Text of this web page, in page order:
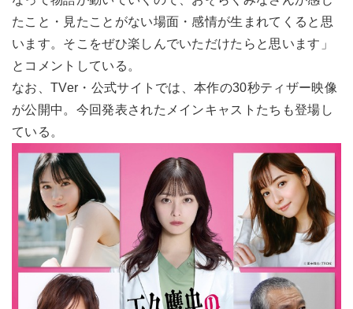
たこと・見たことがない場面・感情が生まれてくると思
います。そこをぜひ楽しんでいただけたらと思います」
とコメントしている。
なお、TVer・公式サイトでは、本作の30秒ティザー映像
が公開中。今回発表されたメインキャストたちも登場し
ている。